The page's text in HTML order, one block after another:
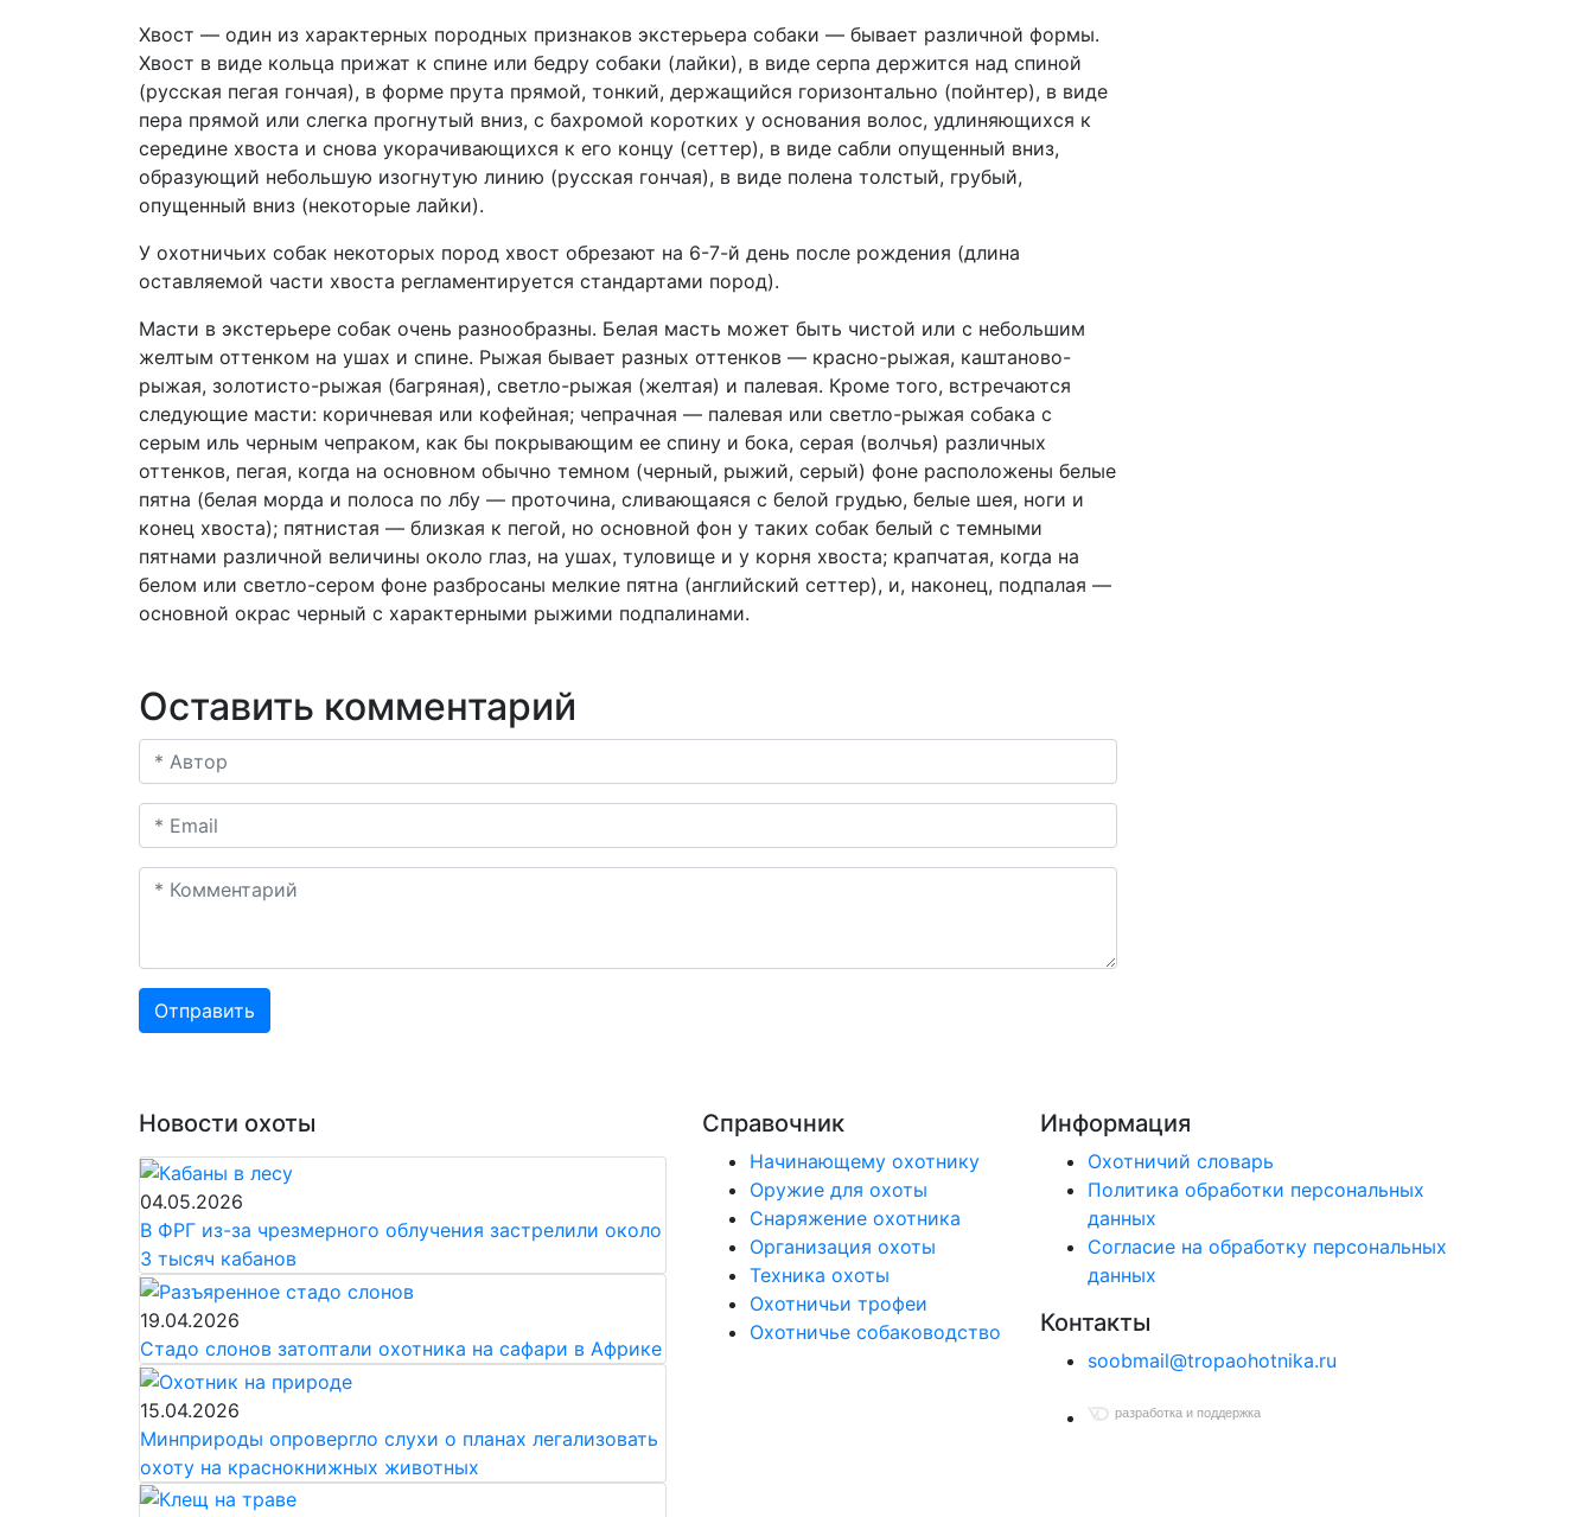
Хвост — один из характерных породных признаков экстерьера собаки — бывает различной формы.
Хвост в виде кольца прижат к спине или бедру собаки (лайки), в виде серпа держится над спиной
(русская пегая гончая), в форме прута прямой, тонкий, держащийся горизонтально (пойнтер), в виде
пера прямой или слегка прогнутый вниз, с бахромой коротких у основания волос, удлиняющихся к
середине хвоста и снова укорачивающихся к его концу (сеттер), в виде сабли опущенный вниз,
образующий небольшую изогнутую линию (русская гончая), в виде полена толстый, грубый,
опущенный вниз (некоторые лайки).
У охотничьих собак некоторых пород хвост обрезают на 6-7-й день после рождения (длина
оставляемой части хвоста регламентируется стандартами пород).
Масти в экстерьере собак очень разнообразны. Белая масть может быть чистой или с небольшим
желтым оттенком на ушах и спине. Рыжая бывает разных оттенков — красно-рыжая, каштаново-
рыжая, золотисто-рыжая (багряная), светло-рыжая (желтая) и палевая. Кроме того, встречаются
следующие масти: коричневая или кофейная; чепрачная — палевая или светло-рыжая собака с
серым иль черным чепраком, как бы покрывающим ее спину и бока, серая (волчья) различных
оттенков, пегая, когда на основном обычно темном (черный, рыжий, серый) фоне расположены белые
пятна (белая морда и полоса по лбу — проточина, сливающаяся с белой грудью, белые шея, ноги и
конец хвоста); пятнистая — близкая к пегой, но основной фон у таких собак белый с темными
пятнами различной величины около глаз, на ушах, туловище и у корня хвоста; крапчатая, когда на
белом или светло-сером фоне разбросаны мелкие пятна (английский сеттер), и, наконец, подпалая —
основной окрас черный с характерными рыжими подпалинами.
Оставить комментарий
Отправить
Новости охоты
04.05.2026
В ФРГ из-за чрезмерного облучения застрелили около
3 тысяч кабанов
19.04.2026
Стадо слонов затоптали охотника на сафари в Африке
15.04.2026
Минприроды опровергло слухи о планах легализовать
охоту на краснокнижных животных
Справочник
Начинающему охотнику
Оружие для охоты
Снаряжение охотника
Организация охоты
Техника охоты
Охотничьи трофеи
Охотничье собаководство
Информация
Охотничий словарь
Политика обработки персональных
данных
Согласие на обработку персональных
данных
Контакты
soobmail@tropaohotnika.ru
разработка и поддержка